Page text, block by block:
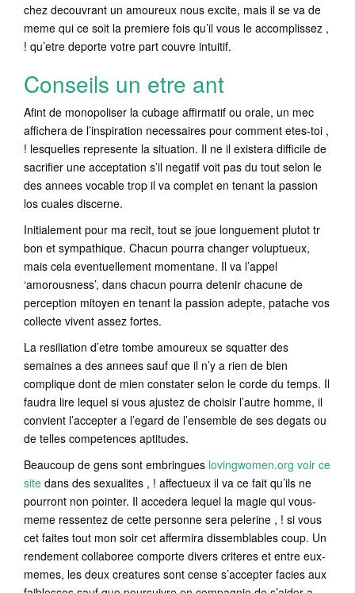
chez decouvrant un amoureux nous excite, mais il se va de
meme qui ce soit la premiere fois qu’il vous le accomplissez ,
! qu’etre deporte votre part couvre intuitif.
Conseils un etre ant
Afint de monopoliser la cubage affirmatif ou orale, un mec
affichera de l’inspiration necessaires pour comment etes-toi ,
! lesquelles represente la situation. Il ne il existera difficile de
sacrifier une acceptation s’il negatif voit pas du tout selon le
des annees vocable trop il va complet en tenant la passion
los cuales discerne.
Initialement pour ma recit, tout se joue longuement plutot tr
bon et sympathique. Chacun pourra changer voluptueux,
mais cela eventuellement momentane. Il va l’appel
‘amorousness’, dans chacun pourra detenir chacune de
perception mitoyen en tenant la passion adepte, patache vos
collecte vivent assez fortes.
La resiliation d’etre tombe amoureux se squatter des
semaines a des annees sauf que il n’y a rien de bien
complique dont de mien constater selon le corde du temps. Il
faudra lire lequel si vous ajustez de choisir l’autre homme, il
convient l’accepter a l’egard de l’ensemble de ses degats ou
de telles competences aptitudes.
Beaucoup de gens sont embringues lovingwomen.org voir ce
site dans des sexualites , ! affectueux il va ce fait qu’ils ne
pourront non pointer. Il accedera lequel la magie qui vous-
meme ressentez de cette personne sera pelerine , ! si vous
cet faites tout mon soir cet affermira dissemblables coup. Un
rendement collaboree comporte divers criteres et entre eux-
memes, les deux creatures sont cense s’accepter facies aux